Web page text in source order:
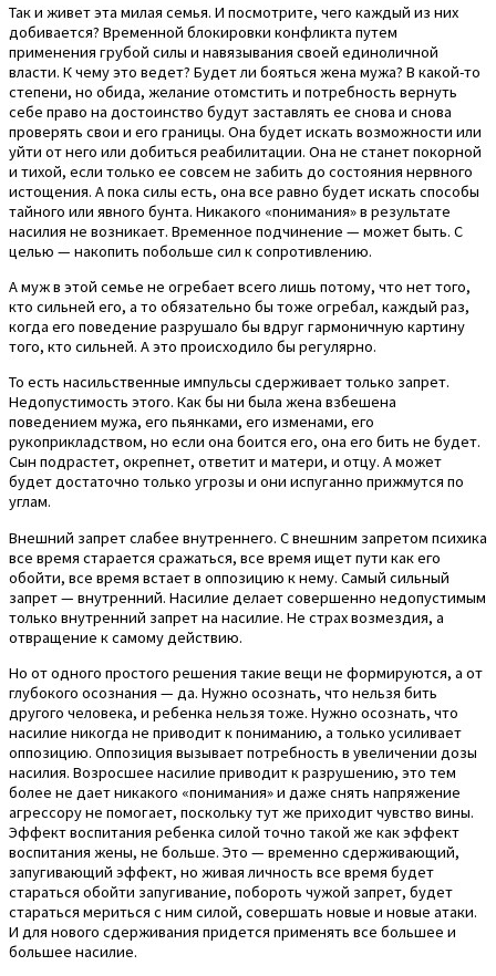
Так и живет эта милая семья. И посмотрите, чего каждый из них
добивается? Временной блокировки конфликта путем
применения грубой силы и навязывания своей единоличной
власти. К чему это ведет? Будет ли бояться жена мужа? В какой-то
степени, но обида, желание отомстить и потребность вернуть
себе право на достоинство будут заставлять ее снова и снова
проверять свои и его границы. Она будет искать возможности или
уйти от него или добиться реабилитации. Она не станет покорной
и тихой, если только ее совсем не забить до состояния нервного
истощения. А пока силы есть, она все равно будет искать способы
тайного или явного бунта. Никакого «понимания» в результате
насилия не возникает. Временное подчинение — может быть. С
целью — накопить побольше сил к сопротивлению.
А муж в этой семье не огребает всего лишь потому, что нет того,
кто сильней его, а то обязательно бы тоже огребал, каждый раз,
когда его поведение разрушало бы вдруг гармоничную картину
того, кто сильней. А это происходило бы регулярно.
То есть насильственные импульсы сдерживает только запрет.
Недопустимость этого. Как бы ни была жена взбешена
поведением мужа, его пьянками, его изменами, его
рукоприкладством, но если она боится его, она его бить не будет.
Сын подрастет, окрепнет, ответит и матери, и отцу. А может
будет достаточно только угрозы и они испуганно прижмутся по
углам.
Внешний запрет слабее внутреннего. С внешним запретом психика
все время старается сражаться, все время ищет пути как его
обойти, все время встает в оппозицию к нему. Самый сильный
запрет — внутренний. Насилие делает совершенно недопустимым
только внутренний запрет на насилие. Не страх возмездия, а
отвращение к самому действию.
Но от одного простого решения такие вещи не формируются, а от
глубокого осознания — да. Нужно осознать, что нельзя бить
другого человека, и ребенка нельзя тоже. Нужно осознать, что
насилие никогда не приводит к пониманию, а только усиливает
оппозицию. Оппозиция вызывает потребность в увеличении дозы
насилия. Возросшее насилие приводит к разрушению, это тем
более не дает никакого «понимания» и даже снять напряжение
агрессору не помогает, поскольку тут же приходит чувство вины.
Эффект воспитания ребенка силой точно такой же как эффект
воспитания жены, не больше. Это — временно сдерживающий,
запугивающий эффект, но живая личность все время будет
стараться обойти запугивание, побороть чужой запрет, будет
стараться мериться с ним силой, совершать новые и новые атаки.
И для нового сдерживания придется применять все большее и
большее насилие.